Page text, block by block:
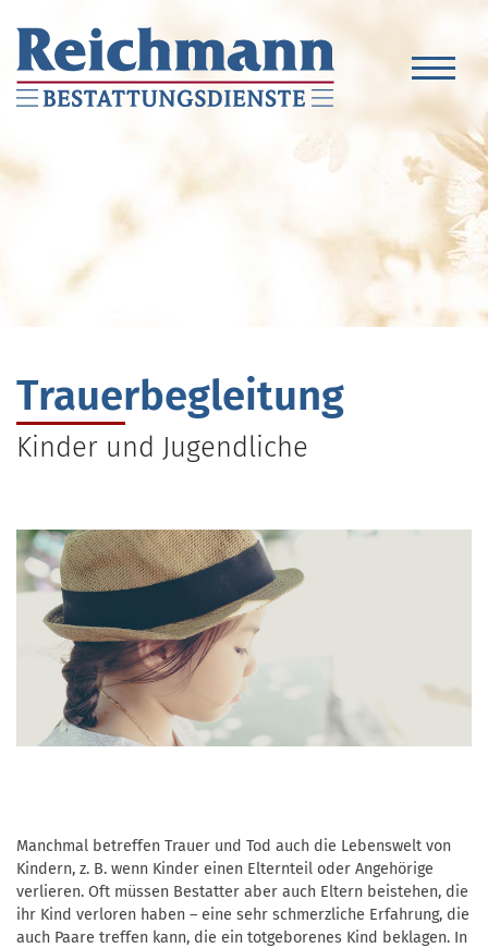
Trauerbegleitung
Kinder und Jugendliche
Manchmal betreffen Trauer und Tod auch die Lebenswelt von
Kindern, z. B. wenn Kinder einen Elternteil oder Angehörige
verlieren. Oft müssen Bestatter aber auch Eltern beistehen, die
ihr Kind verloren haben – eine sehr schmerzliche Erfahrung, die
auch Paare treffen kann, die ein totgeborenes Kind beklagen. In